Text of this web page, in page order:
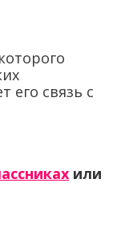
его связь с
или